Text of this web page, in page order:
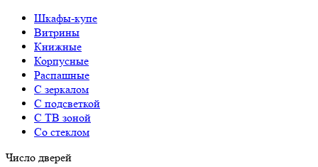
Шкафы-купе
Витрины
Книжные
Корпусные
Распашные
С зеркалом
С подсветкой
С ТВ зоной
Со стеклом
Число дверей